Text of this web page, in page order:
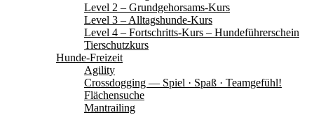
Level 2 – Grundgehorsams-Kurs
Level 3 – Alltagshunde-Kurs
Level 4 – Fortschritts-Kurs – Hundeführerschein
Tierschutzkurs
Hunde-Freizeit
Agility
Crossdogging — Spiel · Spaß · Teamgefühl!
Flächensuche
Mantrailing